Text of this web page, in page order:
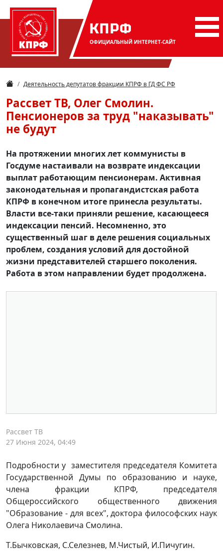
КПРФ
ОФИЦИАЛЬНЫЙ ИНТЕРНЕТ-САЙТ
Деятельность депутатов фракции КПРФ в ГД ФС РФ
Рассвет ТВ, Олег Смолин.
Пенсионеров за труд "наказывать"
не будут
На протяжении многих лет коммунисты в
Госдуме настаивали на возврате индексации
выплат работающим пенсионерам. Активная
законодательная и пропагандистская работа
КПРФ в конечном итоге принесла результаты.
Власти все-таки приняли решение, касающееся
индексации пенсий. Несомненно, это
существенный шаг в деле решения социальных
проблем, создания условий для достойной
жизни представителей старшего поколения.
Работа в этом направлении будет продолжена.
Рассвет ТВ
27 Июня 2024, 04:49
Подробности у заместителя председателя Комитета
Государственной Думы по образованию и науке,
члена фракции КПРФ, председателя
Общероссийского общественного движения
"Образование - для всех", доктора философских наук
Олега Николаевича Смолина.
Т.Бычковская, С.Селезнев, М.Чистый, И.Пичугин.